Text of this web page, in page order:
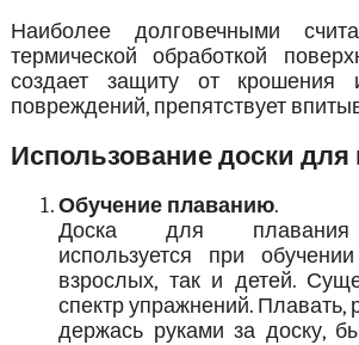
Наиболее долговечными
термической обработкой
создает защиту от крошения
повреждений, препятствует
Использование доски для
Обучение плаванию.
Доска для плавания
используется при
взрослых, так и детей.
спектр упражнений. Плавать,
держась руками за доску,